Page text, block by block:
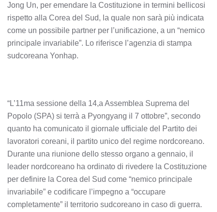
Jong Un, per emendare la Costituzione in termini bellicosi
rispetto alla Corea del Sud, la quale non sarà più indicata
come un possibile partner per l’unificazione, a un “nemico
principale invariabile”. Lo riferisce l’agenzia di stampa
sudcoreana Yonhap.
“L’11ma sessione della 14,a Assemblea Suprema del
Popolo (SPA) si terrà a Pyongyang il 7 ottobre”, secondo
quanto ha comunicato il giornale ufficiale del Partito dei
lavoratori coreani, il partito unico del regime nordcoreano.
Durante una riunione dello stesso organo a gennaio, il
leader nordcoreano ha ordinato di rivedere la Costituzione
per definire la Corea del Sud come “nemico principale
invariabile” e codificare l’impegno a “occupare
completamente” il territorio sudcoreano in caso di guerra.